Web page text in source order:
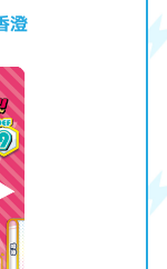
澄